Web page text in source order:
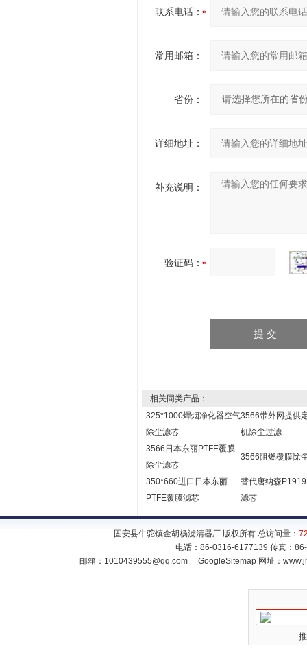
联系电话：
常用邮箱：
省份：
详细地址：
补充说明：
验证码：
相关同类产品：
325*1000焊烟净化器空气
除尘滤芯
3566带外网提供
机除尘过滤
3566日本东丽PTFE覆膜
除尘滤芯
3566阻燃覆膜除
350*660进口日本东丽
PTFE覆膜滤芯
替代唐纳森
滤芯
固安县牛驼镇金胡杨滤清器厂 版权所有 总访问量：
电话：86-0316-6177139 传真：
邮箱： 1010439555@qq.com GoogleSitemap网址：